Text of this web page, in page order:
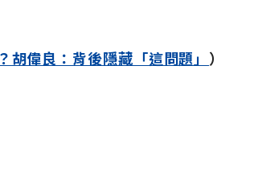
偉良：背後隱藏「這問題」 ）